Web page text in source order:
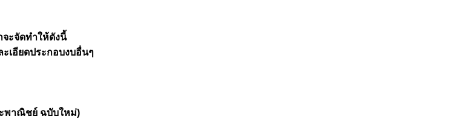
จะจัดทำให้ดังนี้
เอียดประกอบงบอื่นๆ
พาณิชย์ ฉบับใหม่)